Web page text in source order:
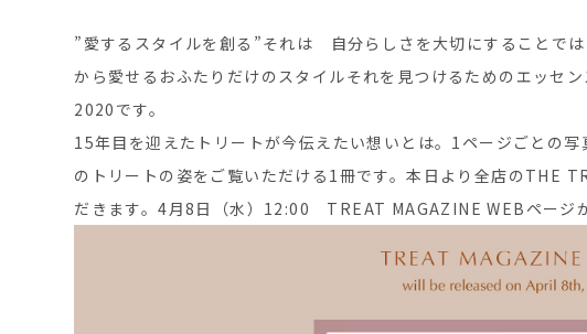
”愛するスタイルを創る”それは 自分らしさを大切にすることで
から愛せるおふたりだけのスタイルそれを見つけるためのエッセ
2020です。
15年目を迎えたトリートが今伝えたい想いとは。1ページごとの
のトリートの姿をご覧いただける1冊です。本日より全店のTHE
だきます。4月8日（水）12:00 TREAT MAGAZINE WEBページ